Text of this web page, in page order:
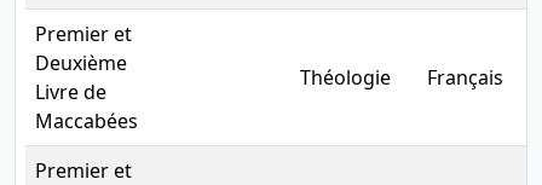
Premier et
Deuxième
Livre de
Maccabées
Théologie Français
Premier et